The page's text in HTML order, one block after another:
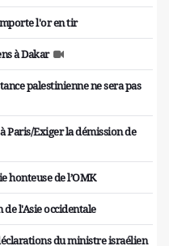
l'or en tir
à Dakar
palestinienne ne sera pas
Paris/Exiger la démission de
honteuse de l’OMK
l'Asie occidentale
du ministre israélien